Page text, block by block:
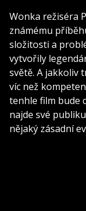
Wonka režiséra
známému
složitosti a
vytvořily
světě. A jakkoliv
víc než
tenhle film bude
najde své
nějaký zásadní